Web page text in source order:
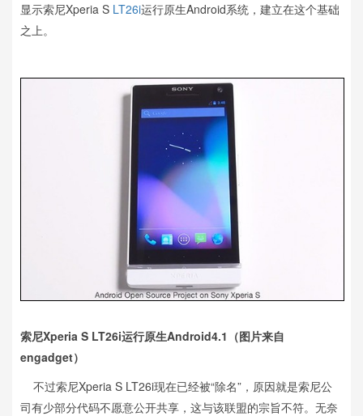
显示索尼Xperia S LT26i运行原生Android系统，建立在这个基础
之上。
索尼Xperia S LT26i运行原生Android4.1（图片来自
engadget）
不过索尼Xperia S LT26i现在已经被“除名”，原因就是索尼公
司有少部分代码不愿意公开共享，这与该联盟的宗旨不符。无奈